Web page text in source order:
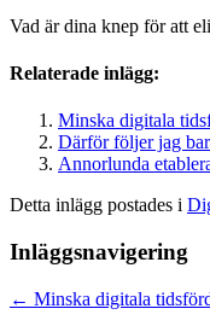
Vad är dina knep för att
Relaterade inlägg:
Minska digitala
Därför följer jag
Annorlunda
Detta inlägg postades i
Inläggsnavigering
← Minska digitala